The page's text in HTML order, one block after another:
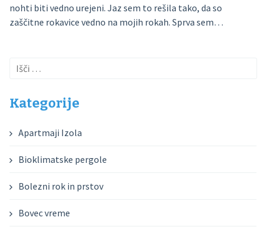
nohti biti vedno urejeni. Jaz sem to rešila tako, da so
zaščitne rokavice vedno na mojih rokah. Sprva sem…
Išči:
Kategorije
Apartmaji Izola
Bioklimatske pergole
Bolezni rok in prstov
Bovec vreme